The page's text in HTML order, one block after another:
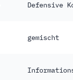
Defensive
gemischt